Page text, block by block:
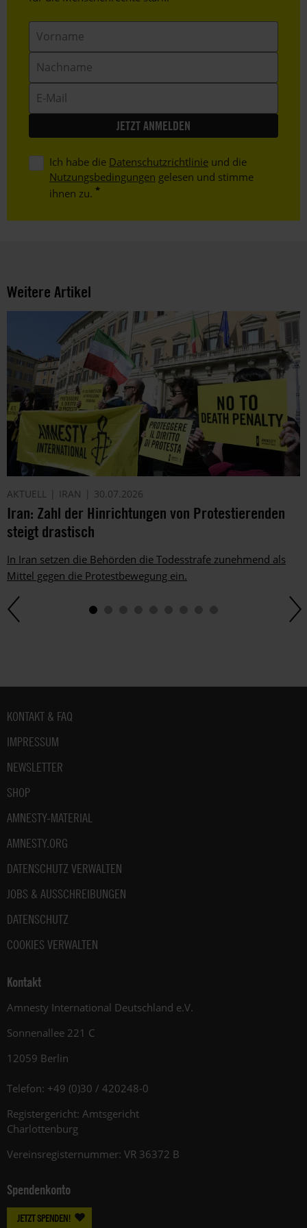
Mail
Ich habe die Datenschutzrichtlinie und die
Nutzungsbedingungen gelesen und stimme
ihnen zu.
Weitere Artikel
AKTUELL IRAN 30.07.2026
Iran: Zahl der Hinrichtungen von Protestierenden
steigt drastisch
In Iran setzen die Behörden die Todesstrafe zunehmend als
Mittel gegen die Protestbewegung ein.
Fußbereich
KONTAKT & FAQ
IMPRESSUM
NEWSLETTER
SHOP
AMNESTY-MATERIAL
AMNESTY.ORG
DATENSCHUTZ VERWALTEN
JOBS & AUSSCHREIBUNGEN
DATENSCHUTZ
COOKIES VERWALTEN
Kontakt
Amnesty International Deutschland e.V.
Sonnenallee 221 C
12059 Berlin
Telefon: +49 (0)30 / 420248-0
Registergericht: Amtsgericht
Charlottenburg
Vereinsregisternummer: VR 36372 B
Spendenkonto
JETZT SPENDEN!